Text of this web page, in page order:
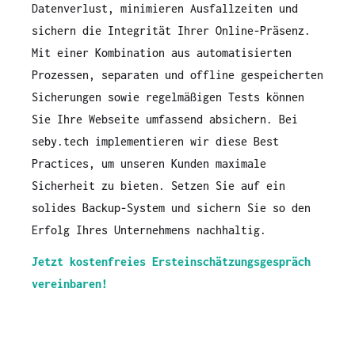
Datenverlust, minimieren Ausfallzeiten und
sichern die Integrität Ihrer Online-Präsenz.
Mit einer Kombination aus automatisierten
Prozessen, separaten und offline gespeicherten
Sicherungen sowie regelmäßigen Tests können
Sie Ihre Webseite umfassend absichern. Bei
seby.tech implementieren wir diese Best
Practices, um unseren Kunden maximale
Sicherheit zu bieten. Setzen Sie auf ein
solides Backup-System und sichern Sie so den
Erfolg Ihres Unternehmens nachhaltig.
Jetzt kostenfreies Ersteinschätzungsgespräch
vereinbaren!